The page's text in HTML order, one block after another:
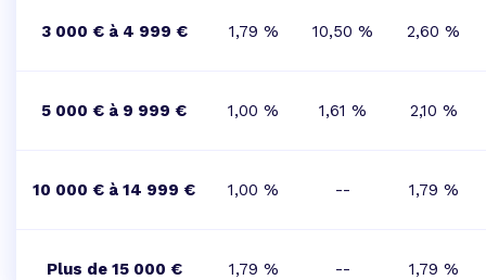
3 000 € à 4 999 € 1,79 % 10,50 % 2,60 %
5 000 € à 9 999 € 1,00 % 1,61 % 2,10 %
10 000 € à 14 999 € 1,00 % -- 1,79 %
Plus de 15 000 € 1,79 % -- 1,79 %